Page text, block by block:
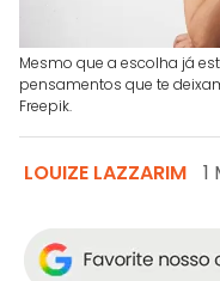
Mesmo que a escolha já
pensamentos que te
Freepik.
LOUIZE LAZZARIM 1